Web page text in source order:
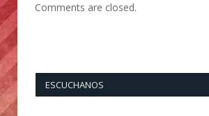
Comments are closed.
ESCUCHANOS